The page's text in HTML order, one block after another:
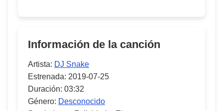
Información de la canción
Artista: DJ Snake
Estrenada: 2019-07-25
Duración: 03:32
Género: Desconocido